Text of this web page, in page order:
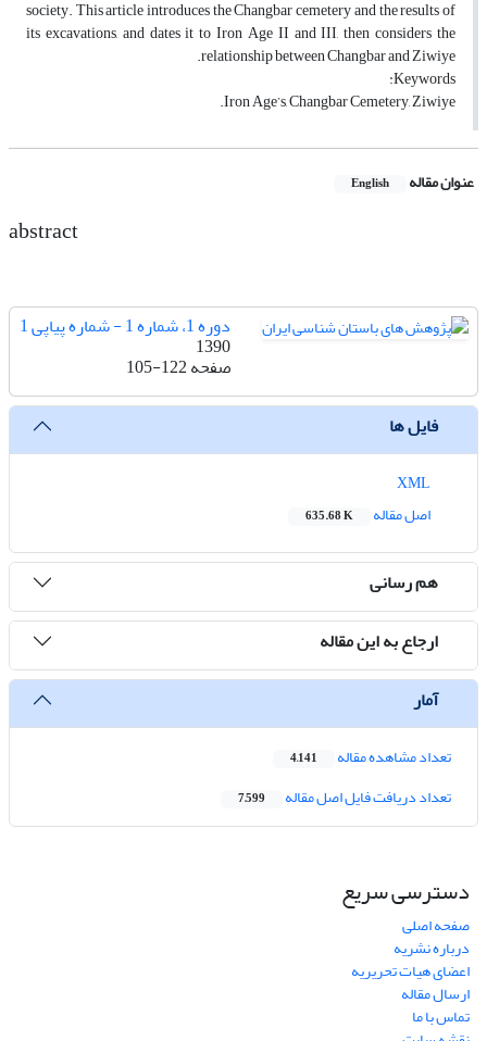
society. This article introduces the Changbar cemetery and the results of
its excavations, and dates it to Iron Age II and III, then considers the
relationship between Changbar and Ziwiye.
Keywords:
Iron Age’s, Changbar Cemetery, Ziwiye.
عنوان مقاله English
abstract
دوره 1، شماره 1 - شماره پیاپی 1
1390
صفحه105-122
فایل ها
اصل مقاله
635.68 K
هم رسانی
ارجاع به این مقاله
آمار
تعداد مشاهده مقاله 4,141
تعداد دریافت فایل اصل مقاله 7,599
دسترسی سریع
صفحه اصلی
درباره نشریه
اعضای هیات تحریریه
ارسال مقاله
تماس با ما